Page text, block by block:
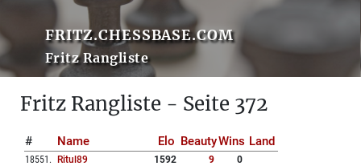
FRITZ.CHESSBASE.COM
Fritz Rangliste
Fritz Rangliste - Seite 372
# Name Elo BeautyWins Land
18551 . Ritul89 1592 9
0